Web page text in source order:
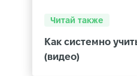
Читай также
Как системно
(видео)